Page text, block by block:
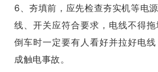
6、夯填前，应先检查夯实机等电
线、开关应符合要求，电线不得拖
倒车时一定要有人看好并拉好电
成触电事故。